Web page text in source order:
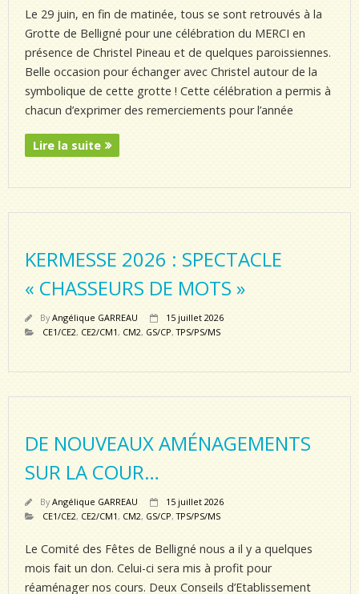
Le 29 juin, en fin de matinée, tous se sont retrouvés à la
Grotte de Belligné pour une célébration du MERCI en
présence de Christel Pineau et de quelques paroissiennes.
Belle occasion pour échanger avec Christel autour de la
symbolique de cette grotte ! Cette célébration a permis à
chacun d’exprimer des remerciements pour l’année
Lire la suite
KERMESSE 2026 : SPECTACLE
« CHASSEURS DE MOTS »
ByAngélique GARREAU
15 juillet 2026
CE1/CE2, CE2/CM1, CM2, GS/CP,TPS/PS/MS
DE NOUVEAUX AMÉNAGEMENTS
SUR LA COUR…
ByAngélique GARREAU
15 juillet 2026
CE1/CE2, CE2/CM1, CM2, GS/CP,TPS/PS/MS
Le Comité des Fêtes de Belligné nous a il y a quelques
mois fait un don. Celui-ci sera mis à profit pour
réaménager nos cours. Deux Conseils d’Etablissement